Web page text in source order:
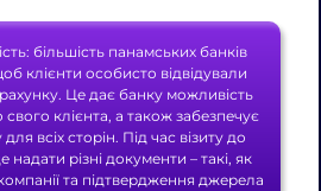
більшість панамських банків
клієнти особисто відвідували
Це дає банку можливість
клієнта, а також забезпечує
всіх сторін. Під час візиту до
надати різні документи – такі, як
та підтвердження джерела